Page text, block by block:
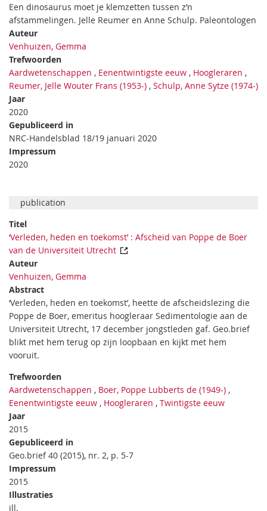
Een dinosaurus moet je klemzetten tussen z’n
afstammelingen. Jelle Reumer en Anne Schulp. Paleontologen
Auteur
Venhuizen, Gemma
Trefwoorden
Aardwetenschappen , Eenentwintigste eeuw , Hoogleraren ,
Reumer, Jelle Wouter Frans (1953-) , Schulp, Anne Sytze (1974-)
Jaar
2020
Gepubliceerd in
NRC-Handelsblad 18/19 januari 2020
Impressum
2020
publication
Titel
‘Verleden, heden en toekomst’ : Afscheid van Poppe de Boer
van de Universiteit Utrecht
Auteur
Venhuizen, Gemma
Abstract
‘Verleden, heden en toekomst’, heette de afscheidslezing die
Poppe de Boer, emeritus hoogleraar Sedimentologie aan de
Universiteit Utrecht, 17 december jongstleden gaf. Geo.brief
blikt met hem terug op zijn loopbaan en kijkt met hem
vooruit.
Trefwoorden
Aardwetenschappen , Boer, Poppe Lubberts de (1949-) ,
Eenentwintigste eeuw , Hoogleraren , Twintigste eeuw
Jaar
2015
Gepubliceerd in
Geo.brief 40 (2015), nr. 2, p. 5-7
Impressum
2015
Illustraties
ill.